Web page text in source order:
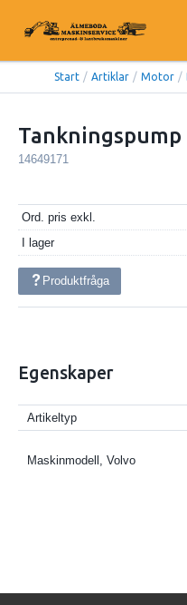
Start / Artiklar / Motor /
Tankningspump
14649171
Ord. pris exkl.
I lager
Produktfråga
Egenskaper
Artikeltyp
Maskinmodell, Volvo